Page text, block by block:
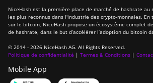
NiceHash est la première place de marché de hashrate au
les plus reconnus dans l'industrie des crypto-monnaies.
sur le bitcoin, NiceHash propose un écosystème complet
de hashrate, dans le but d’accélérer l’adoption du bitcoin
© 2014 - 2026 NiceHash AG. All Rights Reserved.
Politique de confidentialité | Termes & Conditions |
Mobile App